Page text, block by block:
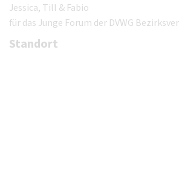
Jessica, Till & Fabio
für das Junge Forum der DVWG
Standort